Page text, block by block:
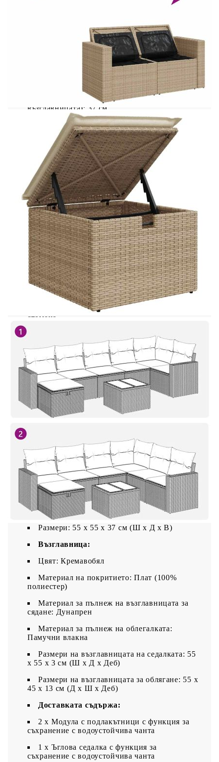
Материал: PE ратан, прахово боядисана
Размери: 65,5 x 62 x 69 см (Ш x Д x В)
Размери на седалката: 55 x 55 cм (Ш x Д)
Височина на седалката от земята (без
възглавницата): 37 см
Височина на подлакътника от земята: 55 см
Ширина на подлакътника: 10 см
Ъглова седалка:
Цвят: Бежов
Материал: PE ратан, прахово боядисана
стомана
Размери: 62 x 62 x 69 см (Ш x Д x В)
Размери на седалката: 55 x 55 cм (Ш x Д)
Височина на седалката от земята (без
възглавницата): 37 см
Централна седалка:
Цвят: Бежов
Материал: PE ратан, прахово боядисана
стомана
Размери: 55 x 62 x 69 см (Ш x Д x В)
Размери на седалката: 55 x 55 cм (Ш x Д)
Височина на седалката от земята (без
възглавницата): 37 см
Табуретка:
Цвят: Бежов
Размери: 55 x 55 x 37 см (Ш x Д x В)
Градинска маса:
Цвят: Бежов
Материал: PE ратан, прахово боядисана
стомана, закалено стъкло
Размери: 55 x 55 x 37 см (Ш x Д x В)
Възглавница:
Цвят: Кремавобял
Материал на покритието: Плат (100%
полиестер)
Материал за пълнеж на възглавницата за
сядане: Дунапрен
Материал за пълнеж на облегалката:
Памучни влакна
Размери на възглавницата на седалката: 55
x 55 x 3 см (Ш x Д x Деб)
Размери на възглавницата за облягане: 55 x
45 x 13 см (Д х Ш x Деб)
Доставката съдържа:
2 x Модула с подлакътници с функция за
съхранение с водоустойчива чанта
1 x Ъглова седалка с функция за
съхранение с водоустойчива чанта